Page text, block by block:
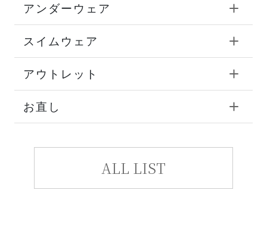
アンダーウェア
スイムウェア
アウトレット
お直し
ALL LIST